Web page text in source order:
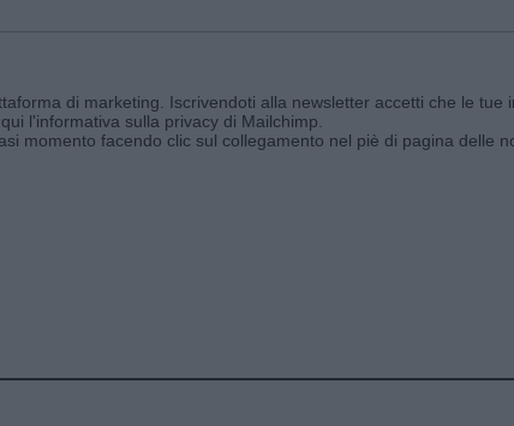
di marketing. Iscrivendoti alla newsletter accetti che le tue
l'informativa sulla privacy di Mailchimp
momento facendo clic sul collegamento nel piè di pagina delle